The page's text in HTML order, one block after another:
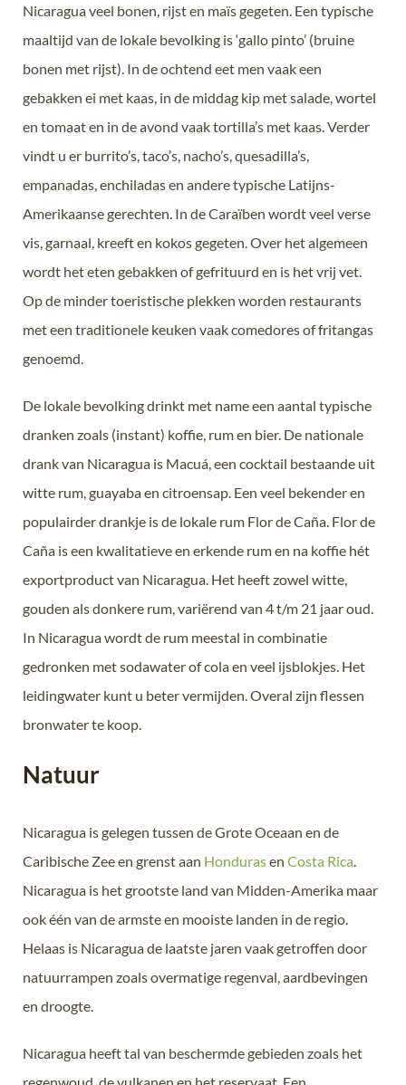
Nicaragua veel bonen, rijst en maïs gegeten. Een typische
maaltijd van de lokale bevolking is ‘gallo pinto’ (bruine
bonen met rijst). In de ochtend eet men vaak een
gebakken ei met kaas, in de middag kip met salade, wortel
en tomaat en in de avond vaak tortilla’s met kaas. Verder
vindt u er burrito’s, taco’s, nacho’s, quesadilla’s,
empanadas, enchiladas en andere typische Latijns-
Amerikaanse gerechten. In de Caraïben wordt veel verse
vis, garnaal, kreeft en kokos gegeten. Over het algemeen
wordt het eten gebakken of gefrituurd en is het vrij vet.
Op de minder toeristische plekken worden restaurants
met een traditionele keuken vaak comedores of fritangas
genoemd.
De lokale bevolking drinkt met name een aantal typische
dranken zoals (instant) koffie, rum en bier. De nationale
drank van Nicaragua is Macuá, een cocktail bestaande uit
witte rum, guayaba en citroensap. Een veel bekender en
populairder drankje is de lokale rum Flor de Caña. Flor de
Caña is een kwalitatieve en erkende rum en na koffie hét
exportproduct van Nicaragua. Het heeft zowel witte,
gouden als donkere rum, variërend van 4 t/m 21 jaar oud.
In Nicaragua wordt de rum meestal in combinatie
gedronken met sodawater of cola en veel ijsblokjes. Het
leidingwater kunt u beter vermijden. Overal zijn flessen
bronwater te koop.
Natuur
Nicaragua is gelegen tussen de Grote Oceaan en de
Caribische Zee en grenst aan Hondurasen Costa Rica.
Nicaragua is het grootste land van Midden-Amerika maar
ook één van de armste en mooiste landen in de regio.
Helaas is Nicaragua de laatste jaren vaak getroffen door
natuurrampen zoals overmatige regenval, aardbevingen
en droogte.
Nicaragua heeft tal van beschermde gebieden zoals het